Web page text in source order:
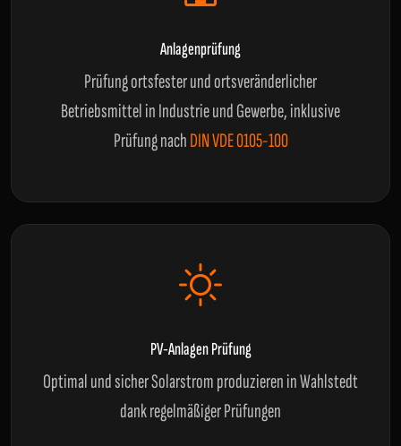
Anlagenprüfung
Prüfung ortsfester und ortsveränderlicher
Betriebsmittel in Industrie und Gewerbe, inklusive
Prüfung nachDIN VDE 0105-100
PV-Anlagen Prüfung
Optimal und sicher Solarstrom produzieren in Wahlstedt
dank regelmäßiger Prüfungen